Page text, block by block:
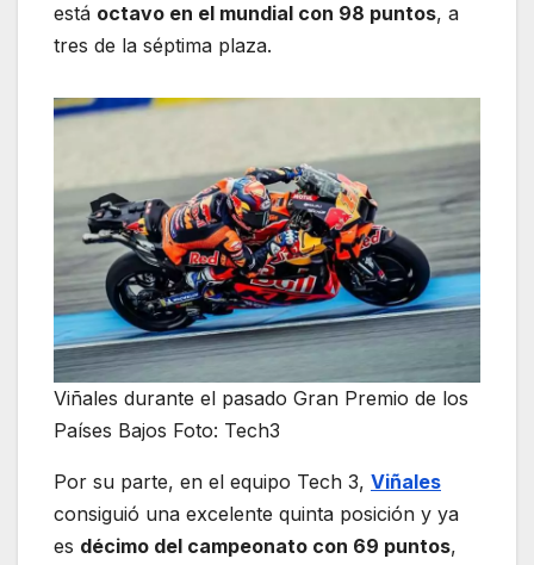
está octavo en el mundial con 98 puntos, a
tres de la séptima plaza.
Viñales durante el pasado Gran Premio de los
Países Bajos Foto: Tech3
Por su parte, en el equipo Tech 3, Viñales
consiguió una excelente quinta posición y ya
es décimo del campeonato con 69 puntos,